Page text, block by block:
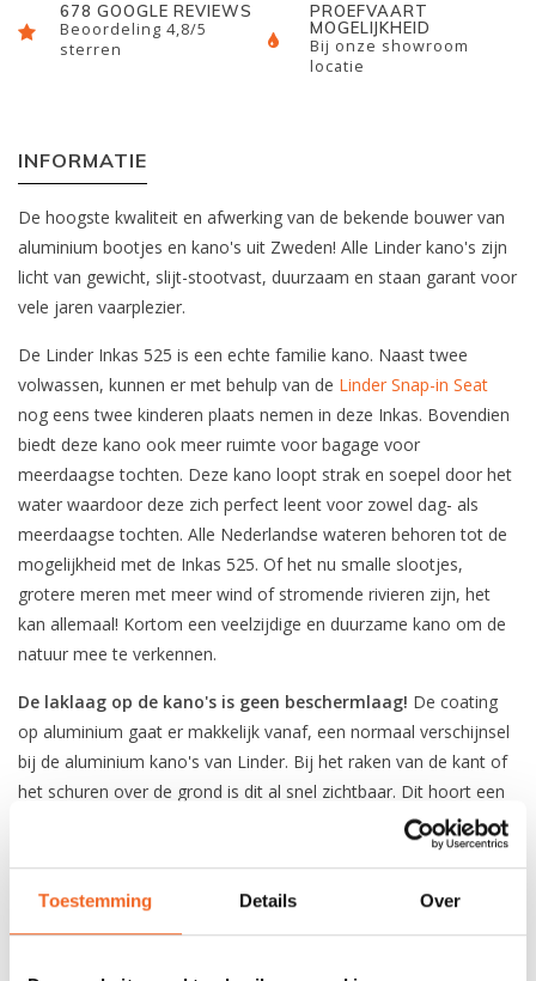
Toestemming Details Over
678 GOOGLE REVIEWS
Beoordeling 4,8/5
sterren
PROEFVAART
MOGELIJKHEID
Bij onze showroom
locatie
INFORMATIE
De hoogste kwaliteit en afwerking van de bekende bouwer van
aluminium bootjes en kano's uit Zweden! Alle Linder kano's zijn
licht van gewicht, slijt-stootvast, duurzaam en staan garant voor
vele jaren vaarplezier.
De Linder Inkas 525 is een echte familie kano. Naast twee
volwassen, kunnen er met behulp van de Linder Snap-in Seat
nog eens twee kinderen plaats nemen in deze Inkas. Bovendien
biedt deze kano ook meer ruimte voor bagage voor
meerdaagse tochten. Deze kano loopt strak en soepel door het
water waardoor deze zich perfect leent voor zowel dag- als
meerdaagse tochten. Alle Nederlandse wateren behoren tot de
mogelijkheid met de Inkas 525. Of het nu smalle slootjes,
grotere meren met meer wind of stromende rivieren zijn, het
kan allemaal! Kortom een veelzijdige en duurzame kano om de
natuur mee te verkennen.
De laklaag op de kano's is geen beschermlaag! De coating
op aluminium gaat er makkelijk vanaf, een normaal verschijnsel
bij de aluminium kano's van Linder. Bij het raken van de kant of
het schuren over de grond is dit al snel zichtbaar. Dit hoort een
SPECIFICATIES